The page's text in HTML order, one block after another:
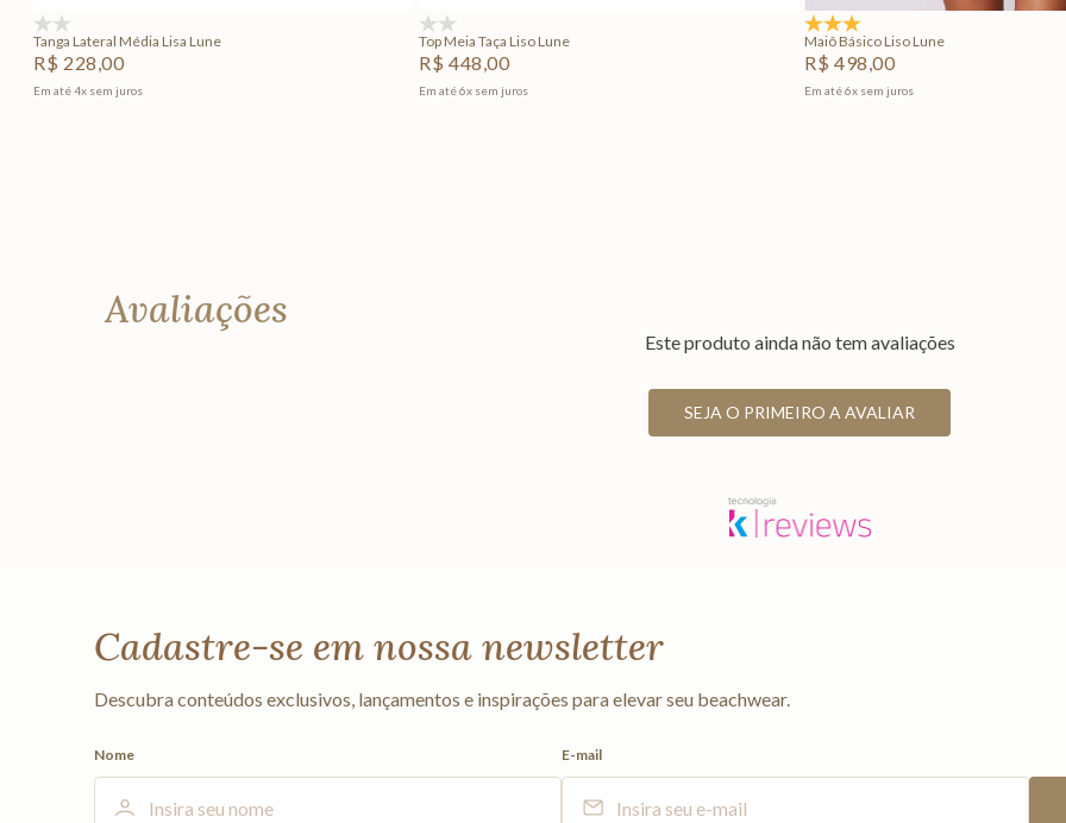
Tanga Lateral Média Lisa Lune
R$ 228,00
Em até4x sem juros
Top Meia Taça Liso Lune
R$ 448,00
Em até6x sem juros
Maiô Básico Liso Lune
R$ 498,00
Em até6x sem juros
Avaliações
Este produto ainda não tem avaliações
SEJA O PRIMEIRO A AVALIAR
Cadastre-se em nossa newsletter
Descubra conteúdos exclusivos, lançamentos e inspirações para elevar seu beachwear.
Nome E-mail